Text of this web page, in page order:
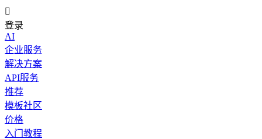

登录
AI
企业服务
解决方案
API服务
推荐
模板社区
价格
入门教程